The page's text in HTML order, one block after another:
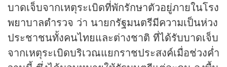
บาดเจ็บจากเหตุระเบิดที่พักรักษาตัวอยู่ภายในโรง
พยาบาลตำรวจ ว่า นายกรัฐมนตรีมีความเป็นห่วง
ประชาชนทั้งคนไทยและต่างชาติ ที่ได้รับบาดเจ็บ
จากเหตุระเบิดบริเวณแยกราชประสงค์เมื่อช่วงค่ำ